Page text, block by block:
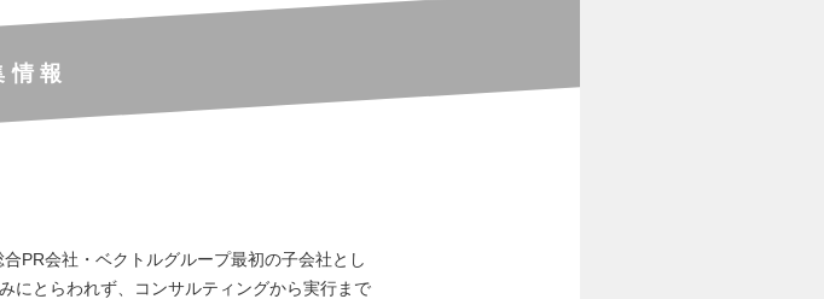
情報
PR会社・ベクトルグループ最初の子会社とし
にとらわれず、コンサルティングから実行まで